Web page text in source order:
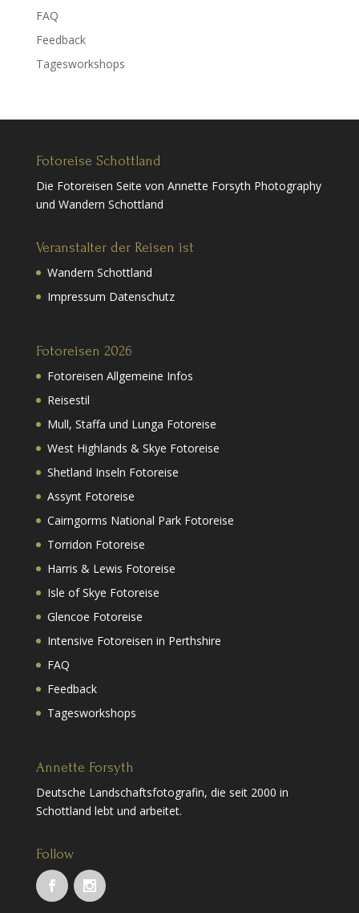
FAQ
Feedback
Tagesworkshops
Fotoreise Schottland
Die Fotoreisen Seite von Annette Forsyth Photography
und Wandern Schottland
Veranstalter der Reisen ist
Wandern Schottland
Impressum Datenschutz
Fotoreisen 2026
Fotoreisen Allgemeine Infos
Reisestil
Mull, Staffa und Lunga Fotoreise
West Highlands & Skye Fotoreise
Shetland Inseln Fotoreise
Assynt Fotoreise
Cairngorms National Park Fotoreise
Torridon Fotoreise
Harris & Lewis Fotoreise
Isle of Skye Fotoreise
Glencoe Fotoreise
Intensive Fotoreisen in Perthshire
FAQ
Feedback
Tagesworkshops
Annette Forsyth
Deutsche Landschaftsfotografin, die seit 2000 in
Schottland lebt und arbeitet.
Follow